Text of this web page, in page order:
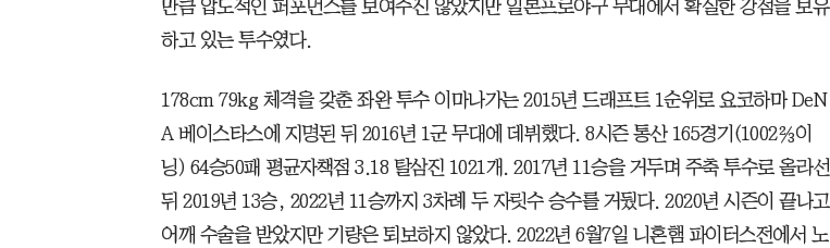
만큼 압도적인 퍼포먼스를 보여주진 않았지만 일본프로야구 무대에서 확실한 강점을 보유
하고 있는 투수였다.
178cm 79kg 체격을 갖춘 좌완 투수 이마나가는 2015년 드래프트 1순위로 요코하마 DeN
A 베이스타스에 지명된 뒤 2016년 1군 무대에 데뷔했다. 8시즌 통산 165경기(1002⅔이
닝) 64승50패 평균자책점 3.18 탈삼진 1021개. 2017년 11승을 거두며 주축 투수로 올라선
뒤 2019년 13승, 2022년 11승까지 3차례 두 자릿수 승수를 거뒀다. 2020년 시즌이 끝나고
어깨 수술을 받았지만 기량은 퇴보하지 않았다. 2022년 6월7일 니혼햄 파이터스전에서 노